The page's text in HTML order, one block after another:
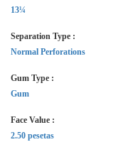
13¼
Separation Type :
Normal Perforations
Gum Type :
Gum
Face Value :
2.50 pesetas